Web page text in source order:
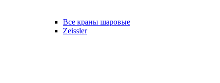
Все краны шаровые
Zeissler